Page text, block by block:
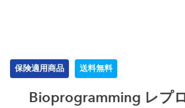
保険適用商品 送料無料
Bioprogramming レプ